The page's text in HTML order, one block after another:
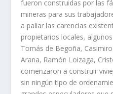
fueron construidas por las
mineras para sus
a paliar las carencias
propietarios locales,
Tomás de Begoña,
Arana, Ramón Loizaga,
comenzaron a construir
sin ningún tipo de